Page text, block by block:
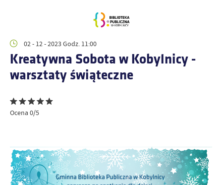
02 - 12 - 2023 Godz. 11:00
Kreatywna Sobota w Kobylnicy -
warsztaty świąteczne
Ocena 0/5